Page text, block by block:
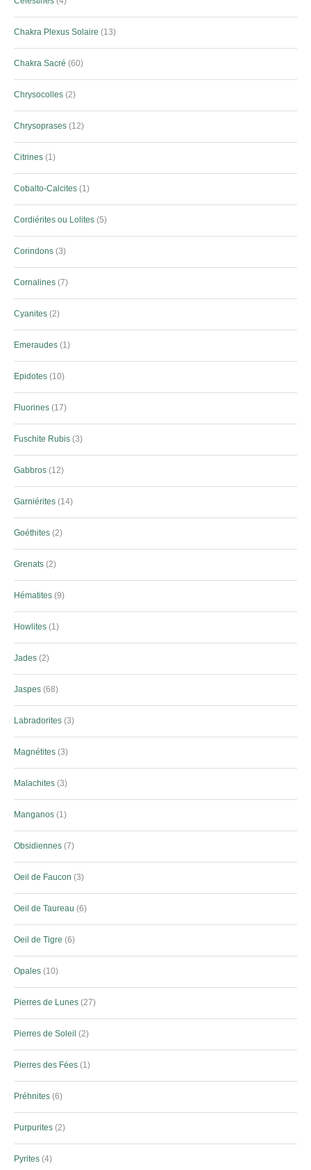
Chakra Plexus Solaire 13
Chakra Sacré 60
Chrysocolles 2
Chrysoprases 12
Citrines 1
Cobalto-Calcites 1
Cordiérites ou Lolites 5
Corindons 3
Cornalines 7
Cyanites 2
Emeraudes 1
Epidotes 10
Fluorines 17
Fuschite Rubis 3
Gabbros 12
Garniérites 14
Goéthites 2
Grenats 2
Hématites 9
Howlites 1
Jades 2
Jaspes 68
Labradorites 3
Magnétites 3
Malachites 3
Manganos 1
Obsidiennes 7
Oeil de Faucon 3
Oeil de Taureau 6
Oeil de Tigre 6
Opales 10
Pierres de Lunes 27
Pierres de Soleil 2
Pierres des Fées 1
Préhnites 6
Purpurites 2
Pyrites 4